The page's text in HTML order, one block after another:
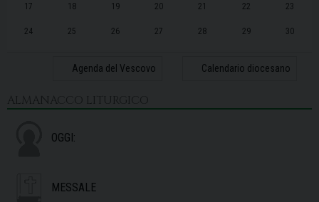
17 18 19 20 21 22 23
24 25 26 27 28 29 30
Agenda del Vescovo Calendario diocesano
ALMANACCO LITURGICO
OGGI:
MESSALE